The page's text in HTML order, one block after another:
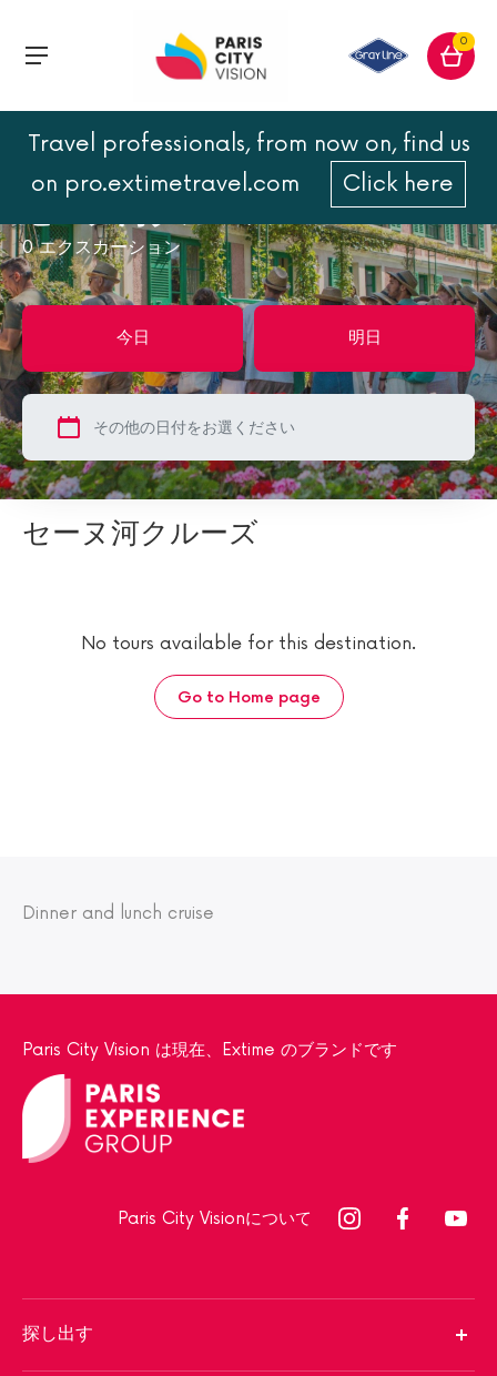
0
Travel professionals, from now on, find us
on pro.extimetravel.com
Click here
トップページ
0 エクスカーション
今日 明日
セーヌ河クルーズ
No tours available for this destination.
Go to Home page
Dinner and lunch cruise
Paris City Vision は現在、Extime のブランドです
Paris City Visionについて
探し出す